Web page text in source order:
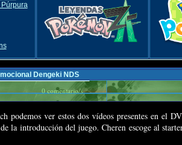
Dengeki NDS
0 comentario/s
podemos ver estos dos vídeos presentes en
la introducción del juego. Cheren escoge al